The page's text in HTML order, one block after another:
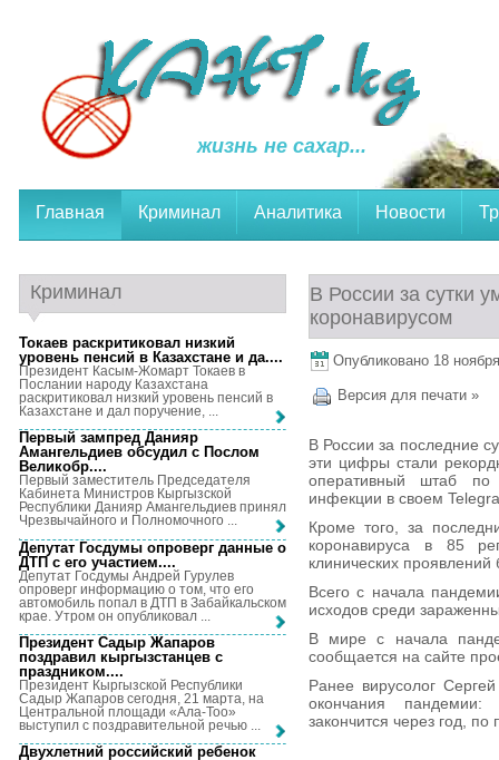
жизнь не сахар...
Главная Криминал Аналитика Новости
В России за сутки
коронавирусом
Опубликовано 18
Версия для печати »
В России за последние
эти цифры стали
оперативный штаб по
инфекции в своем
Кроме того, за
коронавируса в 85
клинических проявлений
Всего с начала
исходов среди
В мире с начала
сообщается на сайте
Ранее вирусолог
окончания
закончится через год,
Криминал
Токаев раскритиковал низкий
уровень пенсий в Казахстане и да....
Президент Касым-Жомарт Токаев в
Послании народу Казахстана
раскритиковал низкий уровень пенсий в
Казахстане и дал поручение, ...
Первый зампред Данияр
Амангельдиев обсудил с Послом
Великобр....
Первый заместитель Председателя
Кабинета Министров Кыргызской
Республики Данияр Амангельдиев принял
Чрезвычайного и Полномочного ...
Депутат Госдумы опроверг данные о
ДТП с его участием....
Депутат Госдумы Андрей Гурулев
опроверг информацию о том, что его
автомобиль попал в ДТП в Забайкальском
крае. Утром он опубликовал ...
Президент Садыр Жапаров
поздравил кыргызстанцев с
праздником....
Президент Кыргызской Республики
Садыр Жапаров сегодня, 21 марта, на
Центральной площади «Ала-Тоо»
выступил с поздравительной речью ...
Двухлетний российский ребенок